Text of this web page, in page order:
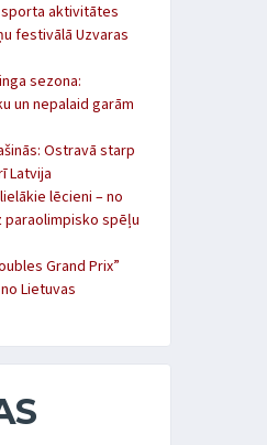
aktivitātes
festivālā Uzvaras
sezona:
un nepalaid garām
Ostravā starp
Latvija
lēcieni – no
paraolimpisko spēļu
Grand Prix”
Lietuvas